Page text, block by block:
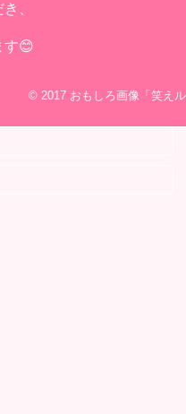
、
す😊
© 2017 おもしろ画像「笑え